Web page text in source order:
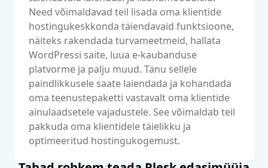
Need võimaldavad teil lisada oma klientide
hostingukeskkonda täiendavaid funktsioone,
näiteks rakendada turvameetmeid, hallata
WordPressi saite, luua e-kaubanduse
platvorme ja palju muud. Tänu sellele
paindlikkusele saate laiendada ja kohandada
oma teenustepaketti vastavalt oma klientide
ainulaadsetele vajadustele. See võimaldab teil
pakkuda oma klientidele täielikku ja
optimeeritud hostingukogemust.